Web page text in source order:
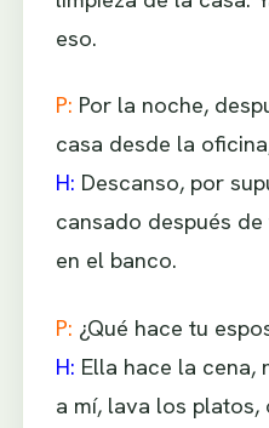
eso.
P: Por la noche,
casa desde la
H: Descanso, por
cansado después
en el banco.
P: ¿Qué hace tu
H: Ella hace la cena,
a mí, lava los platos,